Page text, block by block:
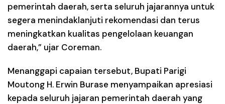
pemerintah daerah, serta seluruh jajarannya untuk
segera menindaklanjuti rekomendasi dan terus
meningkatkan kualitas pengelolaan keuangan
daerah,” ujar Coreman.
Menanggapi capaian tersebut, Bupati Parigi
Moutong H. Erwin Burase menyampaikan apresiasi
kepada seluruh jajaran pemerintah daerah yang